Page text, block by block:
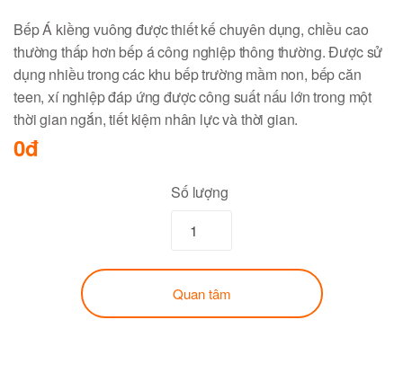
Bếp Á kiềng vuông được thiết kế chuyên dụng, chiều cao
thường thấp hơn bếp á công nghiệp thông thường. Được sử
dụng nhiều trong các khu bếp trường mầm non, bếp căn
teen, xí nghiệp đáp ứng được công suất nấu lớn trong một
thời gian ngắn, tiết kiệm nhân lực và thời gian.
0đ
Số lượng
Quan tâm